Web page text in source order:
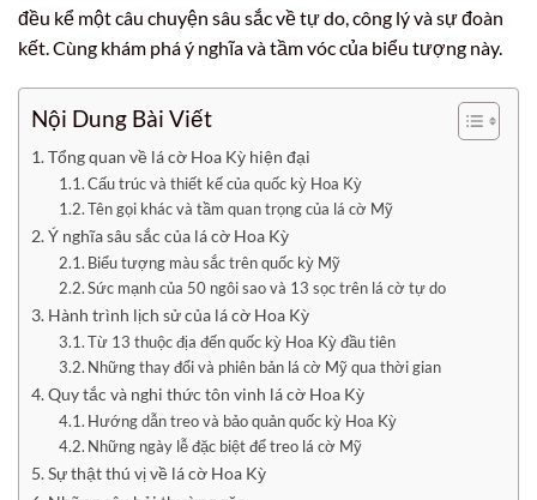
đều kể một câu chuyện sâu sắc về tự do, công lý và sự đoàn
kết. Cùng khám phá ý nghĩa và tầm vóc của biểu tượng này.
Nội Dung Bài Viết
Tổng quan về lá cờ Hoa Kỳ hiện đại
Cấu trúc và thiết kế của quốc kỳ Hoa Kỳ
Tên gọi khác và tầm quan trọng của lá cờ Mỹ
Ý nghĩa sâu sắc của lá cờ Hoa Kỳ
Biểu tượng màu sắc trên quốc kỳ Mỹ
Sức mạnh của 50 ngôi sao và 13 sọc trên lá cờ tự do
Hành trình lịch sử của lá cờ Hoa Kỳ
Từ 13 thuộc địa đến quốc kỳ Hoa Kỳ đầu tiên
Những thay đổi và phiên bản lá cờ Mỹ qua thời gian
Quy tắc và nghi thức tôn vinh lá cờ Hoa Kỳ
Hướng dẫn treo và bảo quản quốc kỳ Hoa Kỳ
Những ngày lễ đặc biệt để treo lá cờ Mỹ
Sự thật thú vị về lá cờ Hoa Kỳ